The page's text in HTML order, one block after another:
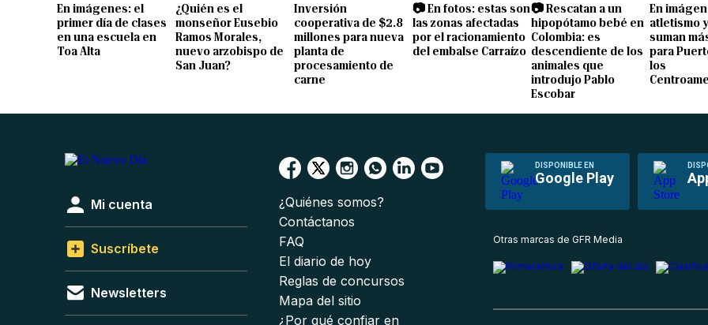
En imágenes: el
primer día de clases
en una escuela en
Toa Alta
¿Quién es el
monseñor Eusebio
Ramos Morales,
nuevo arzobispo de
San Juan?
Inversión
cooperativa de $2.8
millones para nueva
planta de
procesamiento de
carne
📷 En fotos: estas son
las zonas afectadas
por el racionamiento
del embalse Carraízo
📷 Rescatan a un
hipopótamo bebé en
Colombia: es
descendiente de los
animales que
introdujo Pablo
Escobar
En
atletismo
suman
para
los
DISPONIBLE EN
Google Play
Mi cuenta
Suscríbete
Newsletters
¿Quiénes somos?
Contáctanos
FAQ
El diario de hoy
Reglas de concursos
Mapa del sitio
¿Por qué confiar en
Otras marcas de GFR Media